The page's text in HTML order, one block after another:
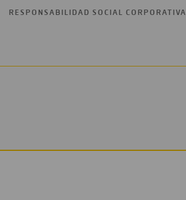
RESPONSABILIDAD SOCIAL CORPORATIVA